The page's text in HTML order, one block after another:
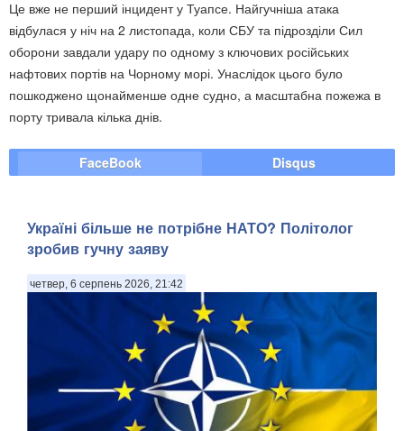
Це вже не перший інцидент у Туапсе. Найгучніша атака
відбулася у ніч на 2 листопада, коли СБУ та підрозділи Сил
оборони завдали удару по одному з ключових російських
нафтових портів на Чорному морі. Унаслідок цього було
пошкоджено щонайменше одне судно, а масштабна пожежа в
порту тривала кілька днів.
FaceBook Disqus
Україні більше не потрібне НАТО? Політолог
зробив гучну заяву
четвер, 6 серпень 2026, 21:42